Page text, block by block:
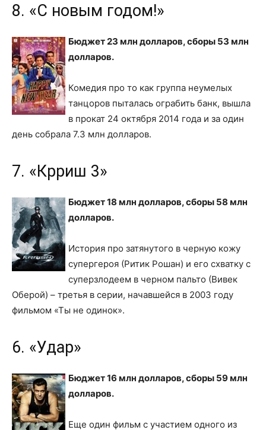
8. «С новым годом!»
Бюджет 23 млн долларов, сборы 53 млн
долларов.
Комедия про то как группа неумелых
танцоров пыталась ограбить банк, вышла
в прокат 24 октября 2014 года и за один
день собрала 7.3 млн долларов.
7. «Крриш 3»
Бюджет 18 млн долларов, сборы 58 млн
долларов.
История про затянутого в черную кожу
супергероя (Ритик Рошан) и его схватку с
суперзлодеем в черном пальто (Вивек
Оберой) – третья в серии, начавшейся в 2003 году
фильмом «Ты не одинок».
6. «Удар»
Бюджет 16 млн долларов, сборы 59 млн
долларов.
Еще один фильм с участием одного из